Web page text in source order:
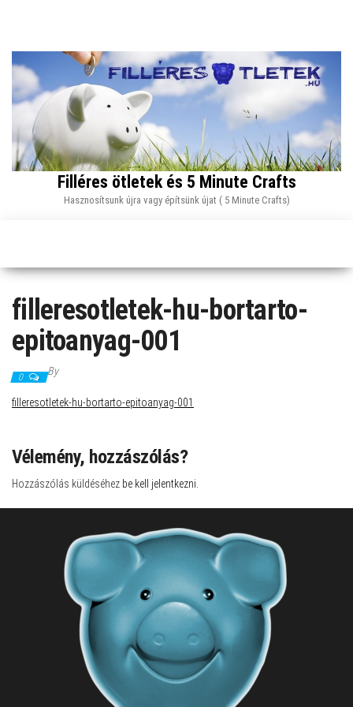
Filléres ötletek és 5 Minute Crafts
Hasznosítsunk újra vagy építsünk újat ( 5 Minute Crafts)
filleresotletek-hu-bortarto-
epitoanyag-001
0 By
filleresotletek-hu-bortarto-epitoanyag-001
Vélemény, hozzászólás?
Hozzászólás küldéséhez be kell jelentkezni.